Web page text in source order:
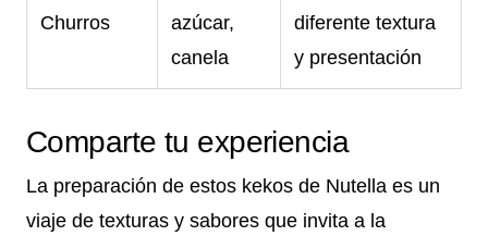
Churros
azúcar,
canela
diferente textura
y presentación
Comparte tu experiencia
La preparación de estos kekos de Nutella es un
viaje de texturas y sabores que invita a la